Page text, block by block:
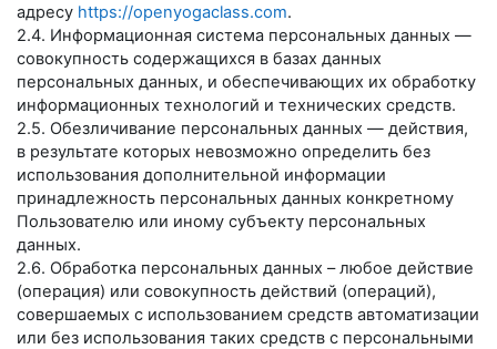
адресу https://openyogaclass.com.
2.4. Информационная система персональных данных —
совокупность содержащихся в базах данных
персональных данных, и обеспечивающих их обработку
информационных технологий и технических средств.
2.5. Обезличивание персональных данных — действия,
в результате которых невозможно определить без
использования дополнительной информации
принадлежность персональных данных конкретному
Пользователю или иному субъекту персональных
данных.
2.6. Обработка персональных данных – любое действие
(операция) или совокупность действий (операций),
совершаемых с использованием средств автоматизации
или без использования таких средств с персональными